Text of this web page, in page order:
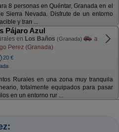
8 personas en Quéntar, Granada en el
Sierra Nevada. Disfrute de un entorno
y tran ...
Pájaro Azul
en Los Baños (Granada)
a
Perez (Granada)
20 €
Rurales en una zona muy tranquila
totalmente equipados para pasar
en un entorno rur ...